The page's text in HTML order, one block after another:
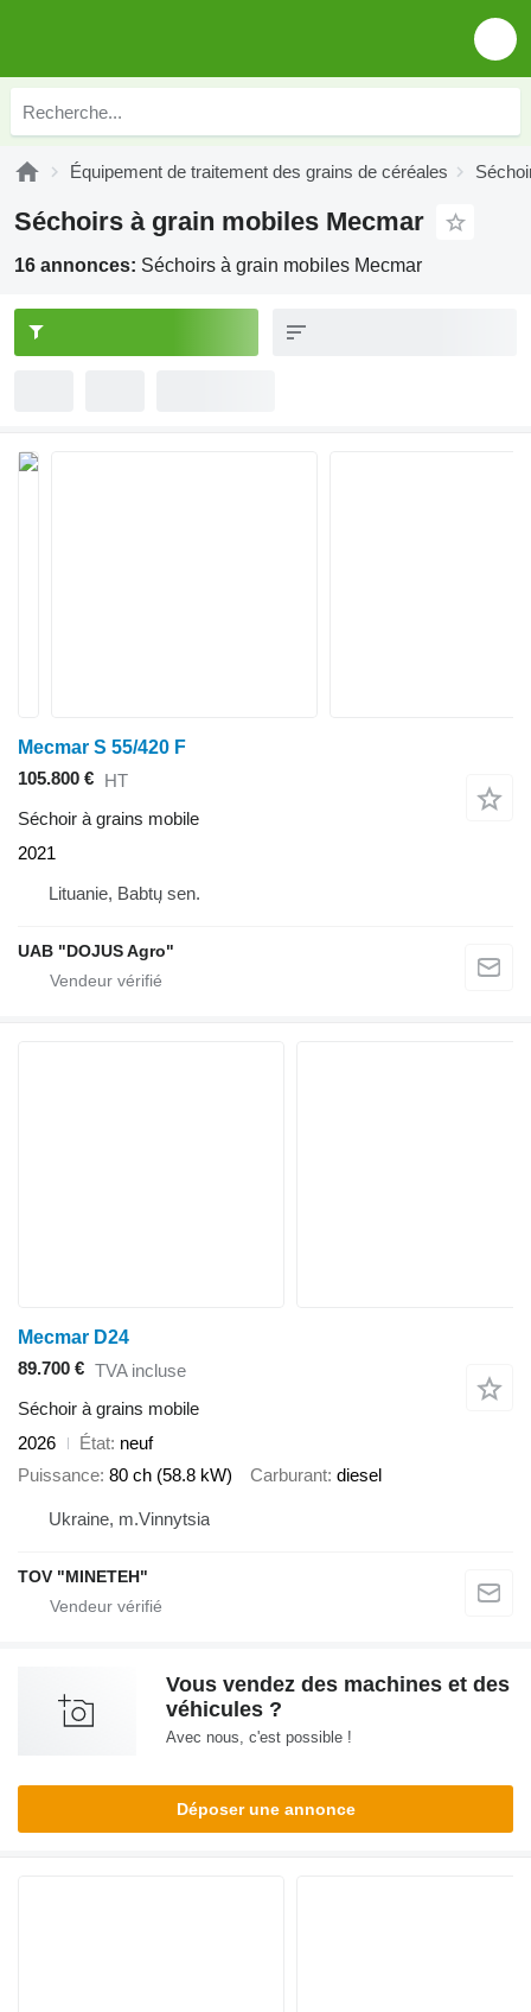
Équipement de traitement des grains de céréales
Séchoirs à grain mobiles Mecmar
16 annonces: Séchoirs à grain mobiles Mecmar
Mecmar S 55/420 F
105.800 € HT
Séchoir à grains mobile
2021
Lituanie, Babtų sen.
UAB "DOJUS Agro"
Mecmar D24
89.700 € TVA incluse
Séchoir à grains mobile
2026
État neuf
Puissance 80 ch (58.8 kW) Carburant diesel
Ukraine, m.Vinnytsia
TOV "MINETEH"
Vous vendez des machines et des
véhicules ?
Avec nous, c'est possible !
Déposer une annonce